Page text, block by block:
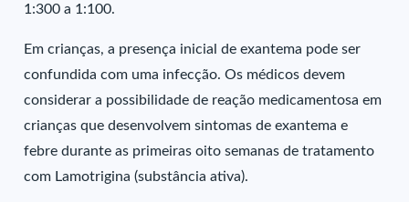
1:300 a 1:100.
Em crianças, a presença inicial de exantema pode ser
confundida com uma infecção. Os médicos devem
considerar a possibilidade de reação medicamentosa em
crianças que desenvolvem sintomas de exantema e
febre durante as primeiras oito semanas de tratamento
com Lamotrigina (substância ativa).